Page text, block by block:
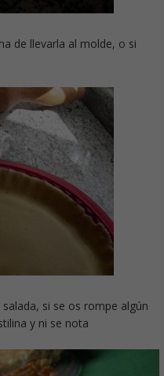
de llevarla al molde, o si
si se os rompe algún
y ni se nota